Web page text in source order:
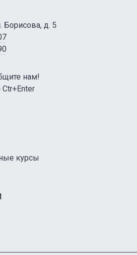
Борисова, д. 5
нам!
курсы